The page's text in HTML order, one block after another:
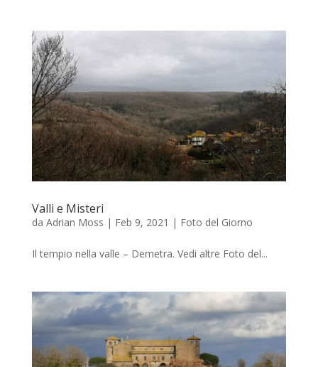
Valli e Misteri
da Adrian Moss | Feb 9, 2021 | Foto del Giorno
Il tempio nella valle – Demetra. Vedi altre Foto del...